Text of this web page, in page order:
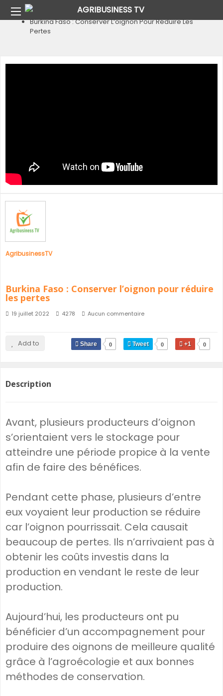
Pays
Burkina Faso
Burkina Faso : Conserver L’oignon Pour Réduire Les
Pertes
AgribusinessTV
Burkina Faso : Conserver l’oignon pour réduire
les pertes
19 juillet 2022 4278 Aucun commentaire
Add to Share 0 Tweet 0 +1 0
Description
Avant, plusieurs producteurs d’oignon
s’orientaient vers le stockage pour
atteindre une période propice à la vente
afin de faire des bénéfices.
Pendant cette phase, plusieurs d’entre
eux voyaient leur production se réduire
car l’oignon pourrissait. Cela causait
beaucoup de pertes. Ils n’arrivaient pas à
obtenir les coûts investis dans la
production en vendant le reste de leur
production.
Aujourd’hui, les producteurs ont pu
bénéficier d’un accompagnement pour
produire des oignons de meilleure qualité
grâce à l’agroécologie et aux bonnes
méthodes de conservation.